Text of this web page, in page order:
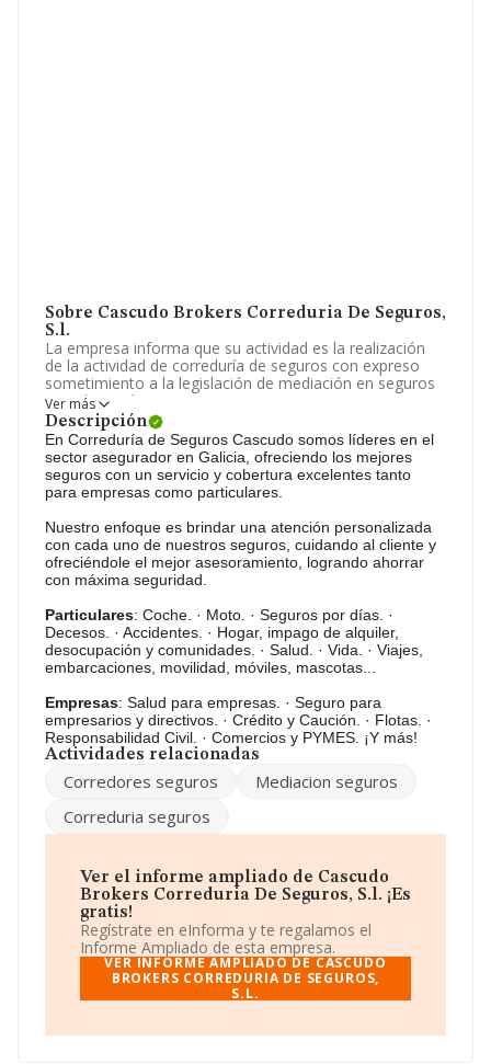
Sobre Cascudo Brokers Correduria De Seguros,
S.l.
La empresa informa que su actividad es la realización
de la actividad de correduría de seguros con expreso
sometimiento a la legislación de mediación en seguros
privados, así como cuantas operaciones, actos,
contratos y negocios. sean preparatorios, auxiliare. La
empresa está registrada como Sociedad Limitada. Tiene
CNAE: 6622 - 'Actividades de agentes y corredores de
seguros'. La sociedad no tiene actividad en mercados
exteriores.
La plantilla ha crecido un 25% y teniendo en cuenta la
información disponible en INFORMA, ha dispuesto de
un número de empleados por encima de la media de
sector.
Dentro del ranking de empresas elaborado por
INFORMA, atendiendo a los niveles de facturación de la
empresa, se destaca que: la compañía ha mejorado en
el ranking sectorial escalando 21 puestos, pasando del
229 al 208. Tienen mejor posición las siguientes
empresas del sector:Kereis Correduria de Seguros
S.LyRuiz Varela Nereo Hermanos Sociedad
Limitada; sin embargo, éstas son algunas de las
empresas que están más abajo:
Globalfine Invest
Ha subido de posición en el ranking nacional, pasando
2025, destacanDistribuciones Jomahergar Sociedad
LimitadaySuministros y Maquinaria de
compañía; está por encima de compañías como
Asesoría y Gestión Activa S.LyGrupajes Alicante
. En el ranking provincial la empresa ha mejorado
pasando del 2.521 al 2.145, incrementando su posición
en 376 puestos.
El correo electrónico esvictor.alvarez@cascudo.es
página web eswww.cascudo.es.
La compañíaCascudo Brokers Correduria de
Ver más
Descripción
En Correduría de Seguros Cascudo somos líderes en el
sector asegurador en Galicia, ofreciendo los mejores
seguros con un servicio y cobertura excelentes tanto
para empresas como particulares.
Nuestro enfoque es brindar una atención personalizada
con cada uno de nuestros seguros, cuidando al cliente y
ofreciéndole el mejor asesoramiento, logrando ahorrar
con máxima seguridad.
Particulares: Coche. · Moto. · Seguros por días. ·
Decesos. · Accidentes. · Hogar, impago de alquiler,
desocupación y comunidades. · Salud. · Vida. · Viajes,
embarcaciones, movilidad, móviles, mascotas...
Empresas: Salud para empresas. · Seguro para
empresarios y directivos. · Crédito y Caución. · Flotas. ·
Responsabilidad Civil. · Comercios y PYMES. ¡Y más!
Actividades relacionadas
Corredores seguros
Mediacion seguros
Correduria seguros
Ver el informe ampliado de Cascudo
Brokers Correduria De Seguros, S.l. ¡Es
gratis!
Regístrate en eInforma y te regalamos el
Informe Ampliado de esta empresa.
VER INFORME AMPLIADO DE CASCUDO
BROKERS CORREDURIA DE SEGUROS,
S.L.